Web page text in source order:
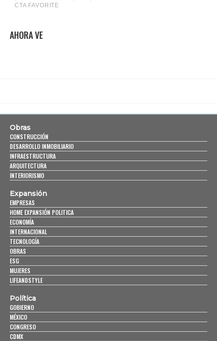
AHORA VE
Obras
CONSTRUCCIÓN
DESARROLLO INMOBILIARIO
INFRAESTRUCTURA
ARQUITECTURA
INTERIORISMO
Expansión
EMPRESAS
HOME EXPANSIÓN POLITICA
ECONOMÍA
INTERNACIONAL
TECNOLOGÍA
OBRAS
ESG
MUJERES
LIFEANDSTYLE
Política
GOBIERNO
MÉXICO
CONGRESO
CDMX